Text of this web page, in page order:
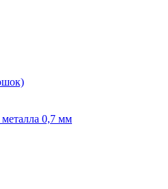
0,7 мм